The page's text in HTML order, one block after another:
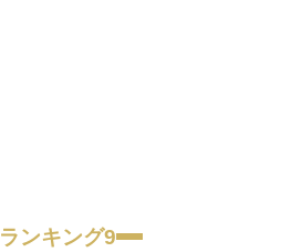
ランキング9